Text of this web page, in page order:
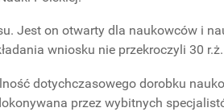
Jest on otwarty dla naukowców i
wniosku nie przekroczyli 30 r.ż.
dotychczasowego dorobku
przez wybitnych